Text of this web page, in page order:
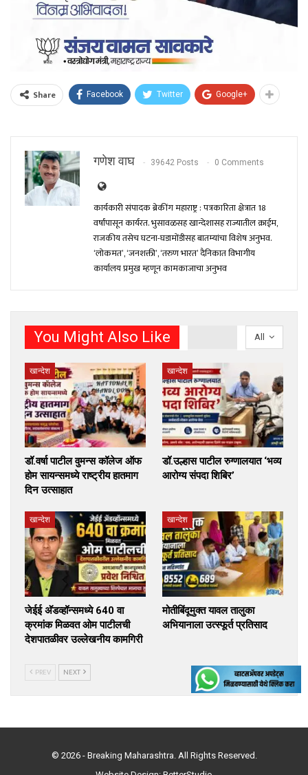
Share Facebook Twitter Google+
गणेश वाघ 39642 Posts 0 Comments
कार्यकारी संपादक ब्रेकींग महाराष्ट्र : पत्रकारिता क्षेत्रात 18
वर्षांपासून कार्यरत. भुसावळसह खान्देशासह राज्यातील क्राईम,
राजकीय तसेच घटना-घडामोंडीसह बातम्यांचा विशेष अनुभव.
‘लोकमत’, ‘जनशक्ती’, ‘तरुण भारत’ दैनिकात विभागीय
कार्यालय प्रमुख म्हणून कामकाजाचा अनुभव
All
You Might Also Like
खान्देश
डॉ.वर्षा पाटील वुमन्स कॉलेज ऑफ
होम सायन्समध्ये राष्ट्रीय हातमाग
दिन उत्साहात
खान्देश
डॉ.उल्हास पाटील रुग्णालयात ‘भव्य
आरोग्य संपदा शिबिर’
खान्देश
जेईई अ‍ॅडव्हॉन्समध्ये 640 वा
क्रमांक मिळवत ओम पाटीलची
देशपातळीवर उल्लेखनीय कामगिरी
खान्देश
मोतीबिंदूमुक्त यावल तालुका
अभियानाला उत्स्फूर्त प्रतिसाद
PREV NEXT
© 2026 - Breaking Maharashtra. All Rights Reserved.